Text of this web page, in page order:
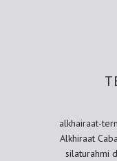
alkhairaat-
Alkhiraat
silaturahmi